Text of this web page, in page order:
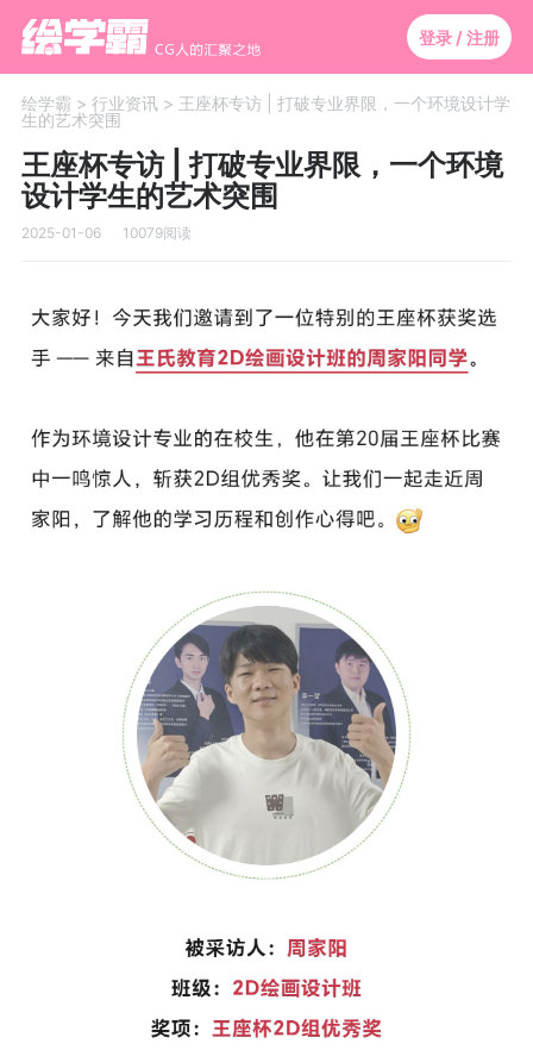
登录 / 注册
绘学霸 > 行业资讯 > 王座杯专访 | 打破专业界限，一个环境设计学
生的艺术突围
王座杯专访 | 打破专业界限，一个环境
设计学生的艺术突围
2025-01-06 10079阅读